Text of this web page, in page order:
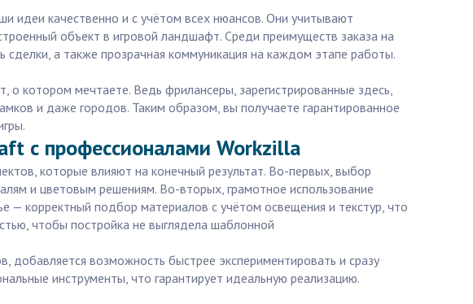
идеи качественно и с учётом всех нюансов. Они учитывают
объект в игровой ландшафт. Среди преимуществ заказа на
а также прозрачная коммуникация на каждом этапе работы.
котором мечтаете. Ведь фрилансеры, зарегистрированные здесь,
и даже городов. Таким образом, вы получаете гарантированное
с профессионалами Workzilla
которые влияют на конечный результат. Во-первых, выбор
и цветовым решениям. Во-вторых, грамотное использование
корректный подбор материалов с учётом освещения и текстур, что
чтобы постройка не выглядела шаблонной
добавляется возможность быстрее экспериментировать и сразу
инструменты, что гарантирует идеальную реализацию.